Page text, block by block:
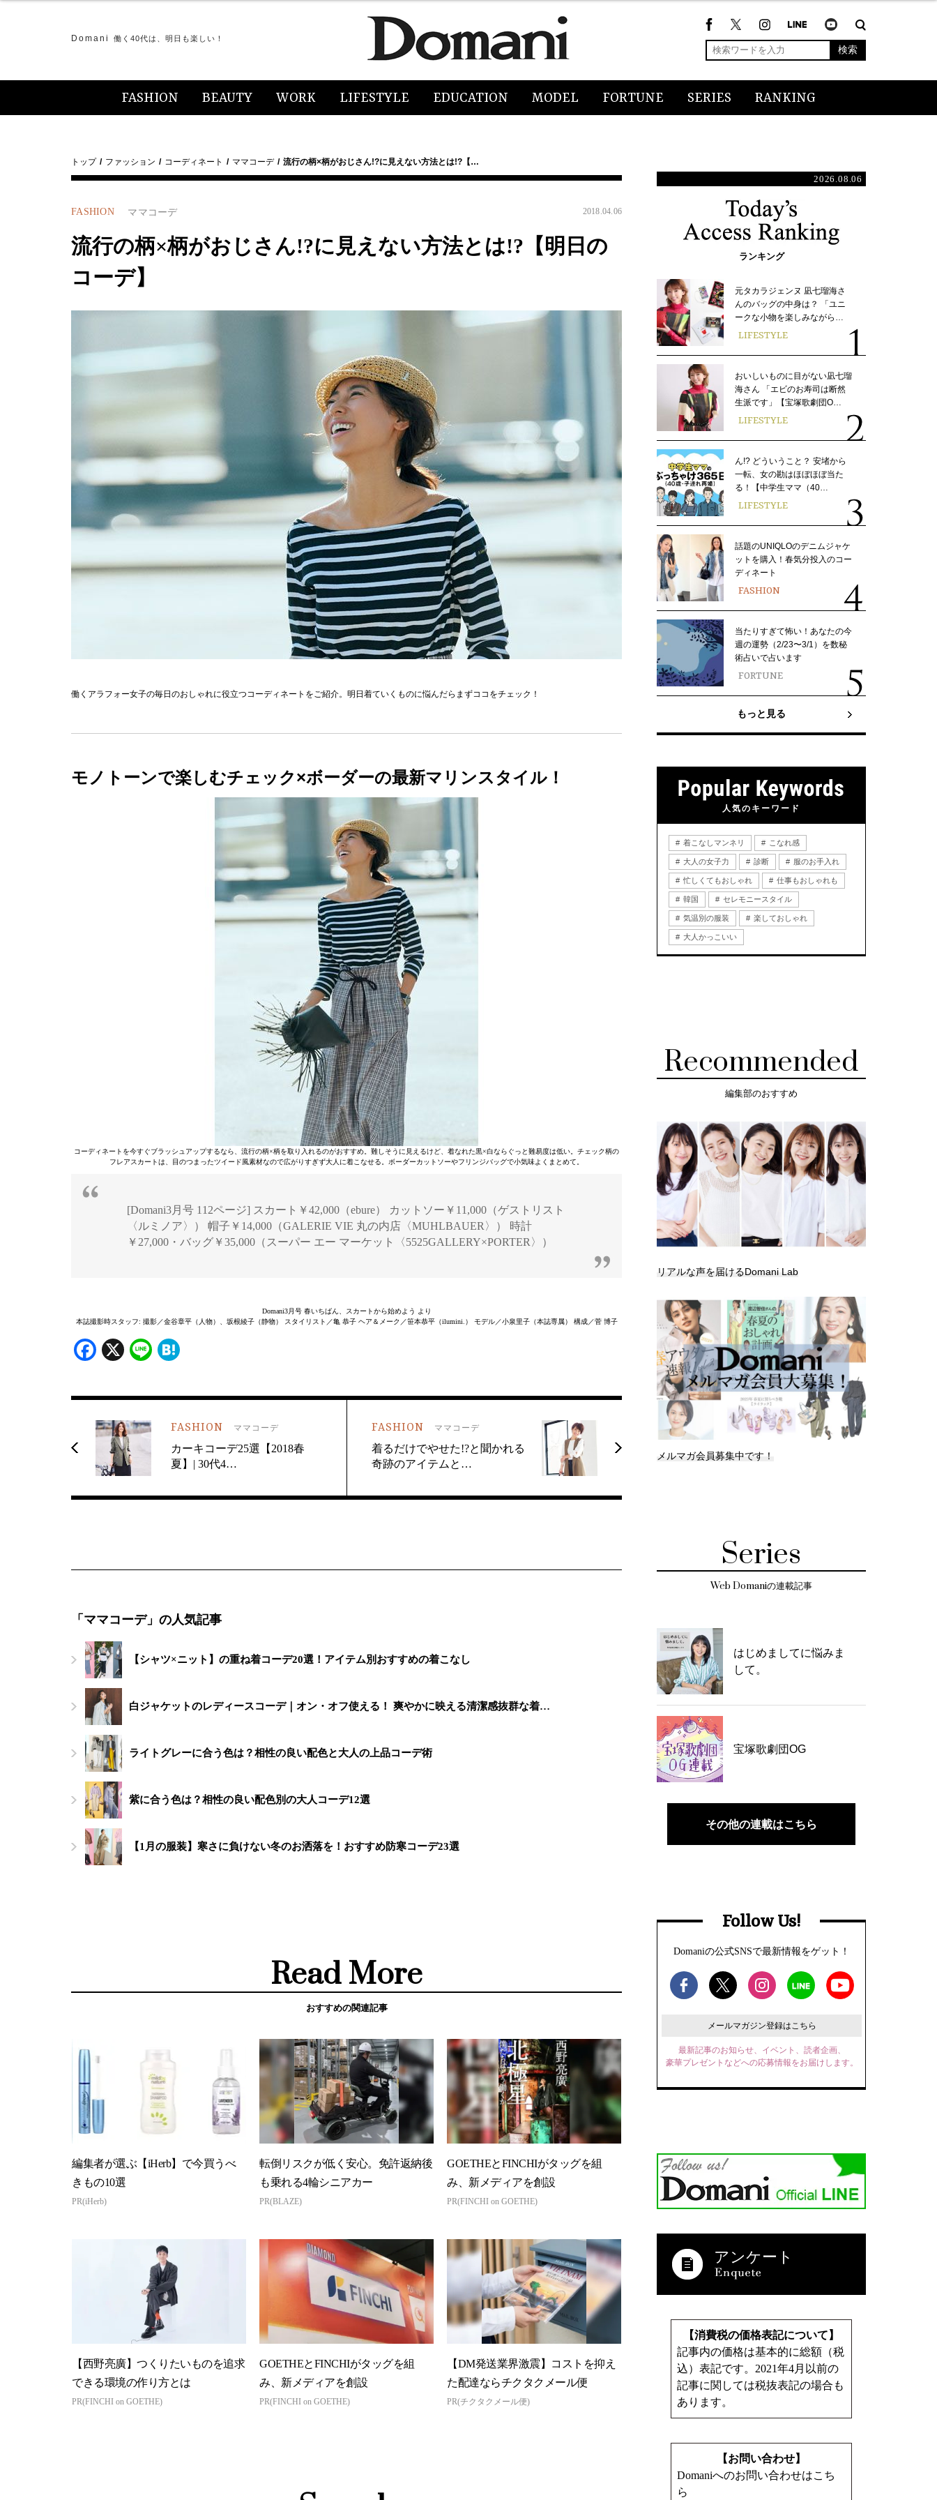
Domani 働く40代は、明日も楽しい！
検索
FASHION BEAUTY WORK LIFESTYLE EDUCATION MODEL FORTUNE SERIES RANKING
トップ ファッション コーディネート ママコーデ 流行の柄×柄がおじさん!?に見えない方法とは!?【…
FASHION ママコーデ 2018.04.06
流行の柄×柄がおじさん!?に見えない方法とは!?【明日の
コーデ】
働くアラフォー女子の毎日のおしゃれに役立つコーディネートをご紹介。明日着ていくものに悩んだらまずココをチェック！
モノトーンで楽しむチェック×ボーダーの最新マリンスタイル！
コーディネートを今すぐブラッシュアップするなら、流行の柄×柄を取り入れるのがおすすめ。難しそうに見えるけど、着なれた黒×白ならぐっと難易度は低い。チェック柄の
フレアスカートは、目のつまったツイード風素材なので広がりすぎず大人に着こなせる。ボーダーカットソーやフリンジバッグで小気味よくまとめて。
[Domani3月号 112ページ] スカート￥42,000（ebure） カットソー￥11,000（ゲストリスト
〈ルミノア〉） 帽子￥14,000（GALERIE VIE 丸の内店〈MUHLBAUER〉） 時計
￥27,000・バッグ￥35,000（スーパー エー マーケット〈5525GALLERY×PORTER〉）
Domani3月号 春いちばん、スカートから始めよう より
本誌撮影時スタッフ: 撮影／金谷章平（人物）、坂根綾子（静物） スタイリスト／亀 恭子 ヘア＆メーク／笹本恭平（ilumini.） モデル／小泉里子（本誌専属） 構成／菅 博子
Facebook
X Line
FASHION ママコーデ
カーキコーデ25選【2018春
夏】| 30代4…
FASHION ママコーデ
着るだけでやせた!?と聞かれる
奇跡のアイテムと…
「ママコーデ」の人気記事
【シャツ×ニット】の重ね着コーデ20選！アイテム別おすすめの着こなし
白ジャケットのレディースコーデ｜オン・オフ使える！ 爽やかに映える清潔感抜群な着…
ライトグレーに合う色は？相性の良い配色と大人の上品コーデ術
紫に合う色は？相性の良い配色別の大人コーデ12選
【1月の服装】寒さに負けない冬のお洒落を！おすすめ防寒コーデ23選
Read More
おすすめの関連記事
編集者が選ぶ【iHerb】で今買うべ
きもの10選
PR(iHerb)
転倒リスクが低く安心。免許返納後
も乗れる4輪シニアカー
PR(BLAZE)
GOETHEとFINCHIがタッグを組
み、新メディアを創設
PR(FINCHI on GOETHE)
【西野亮廣】つくりたいものを追求
できる環境の作り方とは
PR(FINCHI on GOETHE)
GOETHEとFINCHIがタッグを組
み、新メディアを創設
PR(FINCHI on GOETHE)
【DM発送業界激震】コストを抑え
た配達ならチクタクメール便
PR(チクタクメール便)
2026.08.06
ランキング
元タカラジェンヌ 凪七瑠海さ
んのバッグの中身は？ 「ユニ
ークな小物を楽しみながら…
LIFESTYLE
おいしいものに目がない凪七瑠
海さん 「エビのお寿司は断然
生派です」【宝塚歌劇団O…
LIFESTYLE
ん!? どういうこと？ 安堵から
一転、女の勘はほぼほぼ当た
る！【中学生ママ（40…
LIFESTYLE
話題のUNIQLOのデニムジャケ
ットを購入！春気分投入のコー
ディネート
FASHION
当たりすぎて怖い！あなたの今
週の運勢（2/23〜3/1）を数秘
術占いで占います
FORTUNE
もっと見る
人気のキーワード
着こなしマンネリ こなれ感
大人の女子力 診断 服のお手入れ
忙しくてもおしゃれ 仕事もおしゃれも
韓国 セレモニースタイル
気温別の服装 楽しておしゃれ
大人かっこいい
Recommended
編集部のおすすめ
リアルな声を届けるDomani Lab
メルマガ会員募集中です！
Series
Web Domaniの連載記事
はじめましてに悩みま
して。
宝塚歌劇団OG
その他の連載はこちら
Follow Us!
Domaniの公式SNSで最新情報をゲット！
メールマガジン登録はこちら
最新記事のお知らせ、イベント、読者企画、
豪華プレゼントなどへの応募情報をお届けします。
アンケート
【消費税の価格表記について】
記事内の価格は基本的に総額（税
込）表記です。2021年4月以前の
記事に関しては税抜表記の場合も
あります。
【お問い合わせ】
Domaniへのお問い合わせはこち
ら